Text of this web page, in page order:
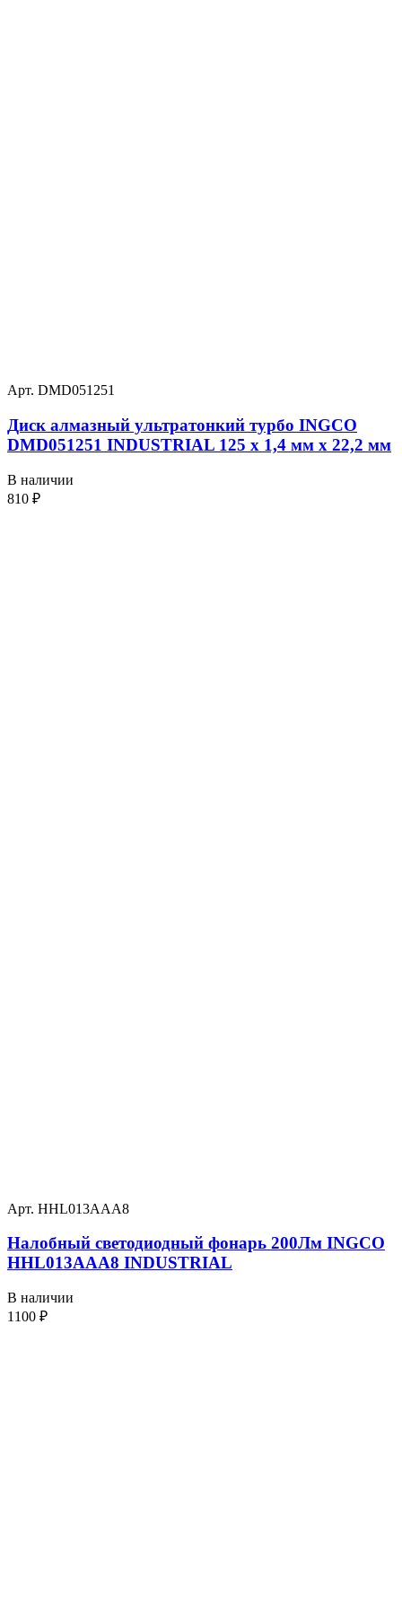
Арт. DMD051251
Диск алмазный ультратонкий турбо INGCO
DMD051251 INDUSTRIAL 125 х 1,4 мм x 22,2 мм
В наличии
810 ₽
Арт. HHL013AAA8
Налобный светодиодный фонарь 200Лм INGCO
HHL013AAA8 INDUSTRIAL
В наличии
1100 ₽